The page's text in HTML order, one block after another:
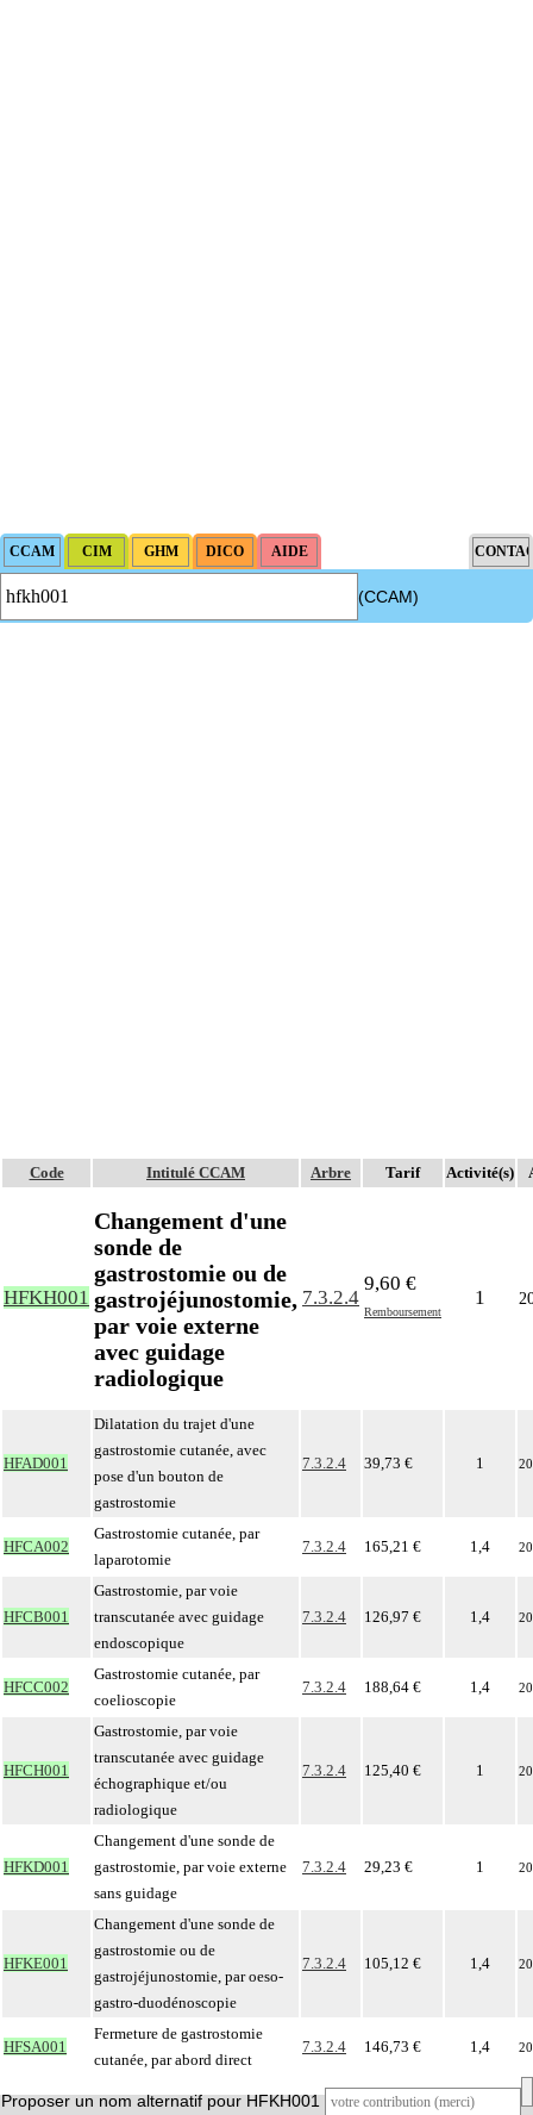
(CCAM)
Code Intitulé CCAM Arbre Tarif Activité(s)
HFKH001
Changement d'une
sonde de
gastrostomie ou de
gastrojéjunostomie,
par voie externe
avec guidage
radiologique
7.3.2.4
9,60 €
Remboursement
1
HFAD001
Dilatation du trajet d'une
gastrostomie cutanée, avec
pose d'un bouton de
gastrostomie
7.3.2.4 39,73 € 1
HFCA002
Gastrostomie cutanée, par
laparotomie
7.3.2.4 165,21 € 1,4
HFCB001
Gastrostomie, par voie
transcutanée avec guidage
endoscopique
7.3.2.4 126,97 € 1,4
HFCC002
Gastrostomie cutanée, par
coelioscopie
7.3.2.4 188,64 € 1,4
HFCH001
Gastrostomie, par voie
transcutanée avec guidage
échographique et/ou
radiologique
7.3.2.4 125,40 € 1
HFKD001
Changement d'une sonde de
gastrostomie, par voie externe
sans guidage
7.3.2.4 29,23 € 1
HFKE001
Changement d'une sonde de
gastrostomie ou de
gastrojéjunostomie, par oeso-
gastro-duodénoscopie
7.3.2.4 105,12 € 1,4
HFSA001
Fermeture de gastrostomie
cutanée, par abord direct
7.3.2.4 146,73 € 1,4
Proposer un nom alternatif pour HFKH001